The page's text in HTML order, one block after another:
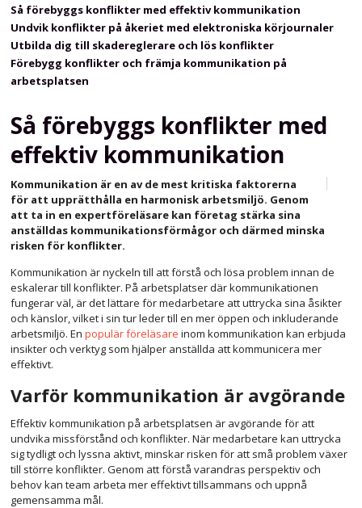
Så förebyggs konflikter med effektiv kommunikation
Undvik konflikter på åkeriet med elektroniska körjournaler
Utbilda dig till skadereglerare och lös konflikter
Förebygg konflikter och främja kommunikation på
arbetsplatsen
Så förebyggs konflikter med
effektiv kommunikation
Kommunikation är en av de mest kritiska faktorerna
för att upprätthålla en harmonisk arbetsmiljö. Genom
att ta in en expertföreläsare kan företag stärka sina
anställdas kommunikationsförmågor och därmed minska
risken för konflikter.
Kommunikation är nyckeln till att förstå och lösa problem innan de
eskalerar till konflikter. På arbetsplatser där kommunikationen
fungerar väl, är det lättare för medarbetare att uttrycka sina åsikter
och känslor, vilket i sin tur leder till en mer öppen och inkluderande
arbetsmiljö. Enpopulär föreläsare inom kommunikation kan erbjuda
insikter och verktyg som hjälper anställda att kommunicera mer
effektivt.
Varför kommunikation är avgörande
Effektiv kommunikation på arbetsplatsen är avgörande för att
undvika missförstånd och konflikter. När medarbetare kan uttrycka
sig tydligt och lyssna aktivt, minskar risken för att små problem växer
till större konflikter. Genom att förstå varandras perspektiv och
behov kan team arbeta mer effektivt tillsammans och uppnå
gemensamma mål.